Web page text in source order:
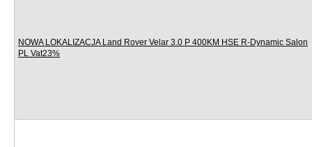
NOWA LOKALIZACJA Land Rover Velar 3.0 P 400KM HSE R-Dynamic Salon
PL Vat23%